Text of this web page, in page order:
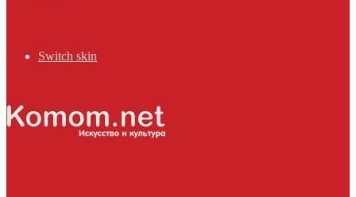
Switch skin